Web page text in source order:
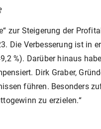
zur Steigerung der
Die Verbesserung ist
%). Darüber hinaus
Dirk Graber,
führen. Besonders
zu erzielen.“